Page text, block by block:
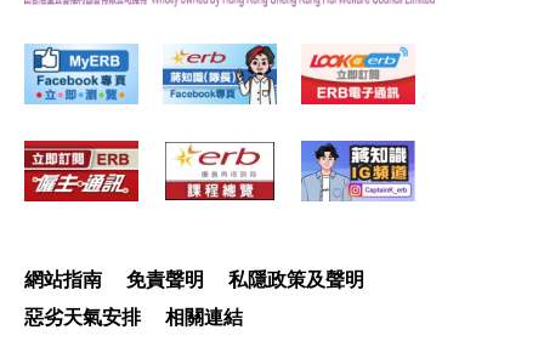
網站指南 免責聲明
私隱政策及聲明
惡劣天氣安排
相關連結